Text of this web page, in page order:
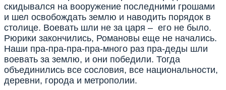
скидывался на вооружение последними грошами
и шел освобождать землю и наводить порядок в
столице. Воевать шли не за царя – его не было.
Рюрики закончились, Романовы еще не начались.
Наши пра-пра-пра-пра-много раз пра-деды шли
воевать за землю, и они победили. Тогда
объединились все сословия, все национальности,
деревни, города и метрополии.